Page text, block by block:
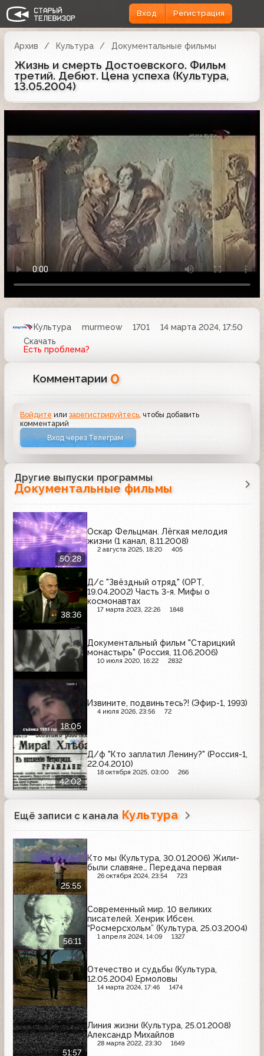
Вход Регистрация
Архив Культура Документальные фильмы
Жизнь и смерть Достоевского. Фильм
третий. Дебют. Цена успеха (Культура,
13.05.2004)
Культура murmeow 1701
14 марта 2024, 17:50
Скачать
Есть проблема?
Комментарии 0
Войдите илизарегистрируйтесь, чтобы добавить
комментарий
Вход через Телеграм
Другие выпуски программы
Документальные фильмы
50:28
Оскар Фельцман. Лёгкая мелодия
жизни (1 канал, 8.11.2008)
2 августа 2025, 18:20 405
38:36
Д/с "Звёздный отряд" (ОРТ,
19.04.2002) Часть 3-я. Мифы о
космонавтах
17 марта 2023, 22:26 1848
Документальный фильм "Старицкий
монастырь" (Россия, 11.06.2006)
10 июля 2020, 16:22 2832
18:05
Извините, подвиньтесь?! (Эфир-1, 1993)
4 июля 2026, 23:56 72
42:02
Д/ф "Кто заплатил Ленину?" (Россия-1,
22.04.2010)
18 октября 2025, 03:00 266
Ещё записи с канала Культура
25:55
Кто мы (Культура, 30.01.2006) Жили-
были славяне… Передача первая
26 октября 2024, 23:54 723
56:11
Современный мир. 10 великих
писателей. Хенрик Ибсен.
“Росмерсхольм” (Культура, 25.03.2004)
1 апреля 2024, 14:09 1327
Отечество и судьбы (Культура,
12.05.2004) Ермоловы
14 марта 2024, 17:46 1474
51:57
Линия жизни (Культура, 25.01.2008)
Александр Михайлов
28 марта 2022, 23:30 1649